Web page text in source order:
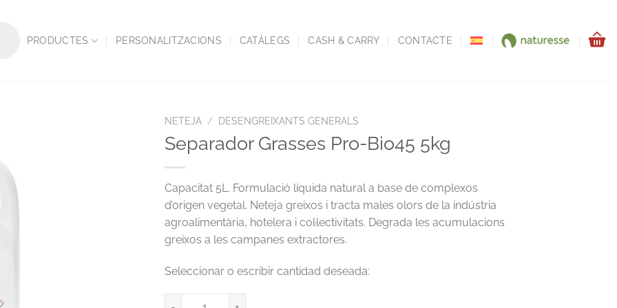
PRODUCTES PERSONALITZACIONS CATÀLEGS CASH & CARRY CONTACTE
NETEJA / DESENGREIXANTS GENERALS
Separador Grasses Pro-Bio45 5kg
Capacitat 5L. Formulació líquida natural a base de complexos
d’origen vegetal. Neteja greixos i tracta males olors de la indústria
agroalimentària, hotelera i col·lectivitats. Degrada les acumulacions
greixos a les campanes extractores.